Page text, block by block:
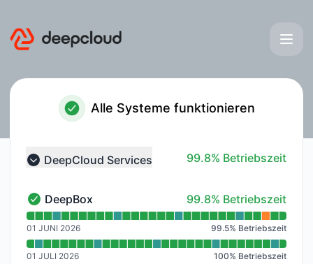
Alle Systeme funktionieren
Collapse group
DeepCloud Services 100% - Betriebszeit
99.8% Betriebszeit
DeepBox - Funktionsfähig
DeepBox 100% - Betriebszeit
99.8% Betriebszeit
Verfügbarkeitsdiagramm lesen für DeepBox
01 JUNI 2026 99.5% Betriebszeit
01 JULI 2026 100% Betriebszeit